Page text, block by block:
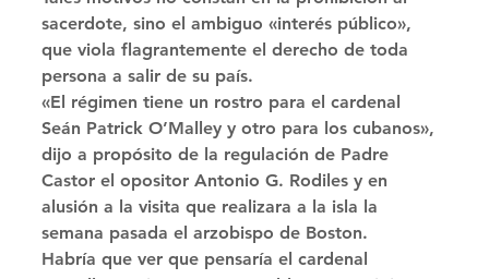
sacerdote, sino el ambiguo «interés público»,
que viola flagrantemente el derecho de toda
persona a salir de su país.
«El régimen tiene un rostro para el cardenal
Seán Patrick O’Malley y otro para los cubanos»,
dijo a propósito de la regulación de Padre
Castor el opositor Antonio G. Rodiles y en
alusión a la visita que realizara a la isla la
semana pasada el arzobispo de Boston.
Habría que ver que pensaría el cardenal